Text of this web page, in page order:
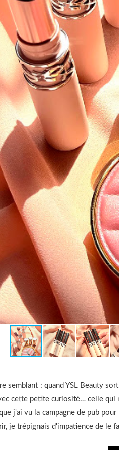
semblant : quand YSL Beauty
cette petite curiosité… celle
j'ai vu la campagne de pub
je trépignais d'impatience de le